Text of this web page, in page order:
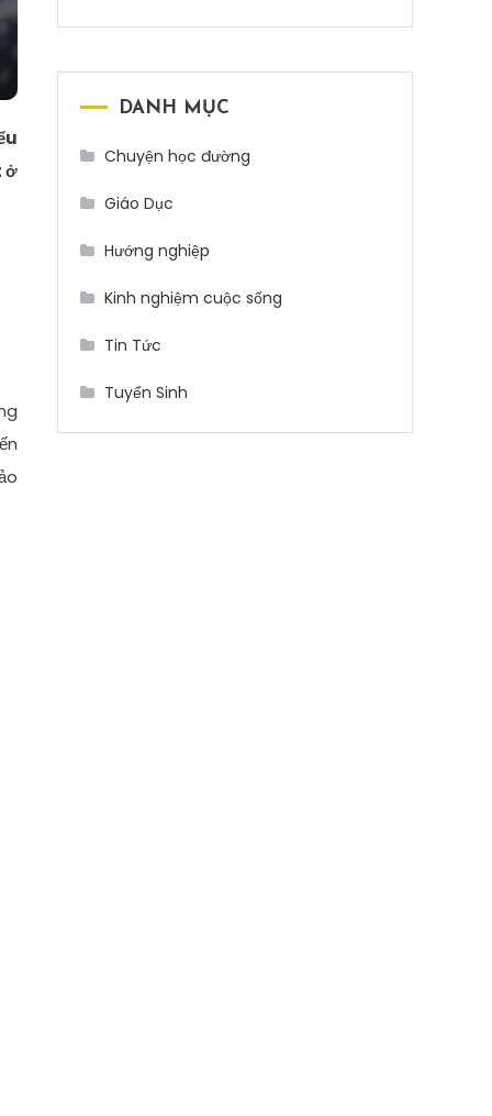
ở
DANH MỤC
Chuyện học đường
Giáo Dục
Hướng nghiệp
Kinh nghiệm cuộc sống
Tin Tức
Tuyển Sinh